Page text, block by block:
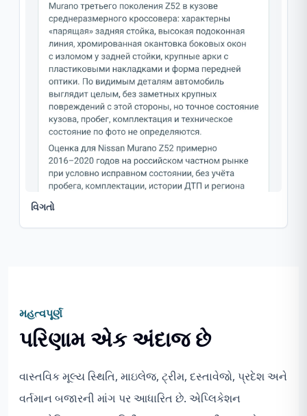
વિગતો
મહત્વપૂર્ણ
પરિણામ એક અંદાજ છે
વાસ્તવિક મૂલ્ય સ્થિતિ, માઇલેજ, ટ્રીમ, દસ્તાવેજો, પ્રદેશ અને
વર્તમાન બજારની માંગ પર આધારિત છે. એપ્લિકેશન